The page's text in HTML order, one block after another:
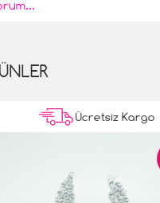
ve lezzetliydi. Beni bu
Ücretsiz Kargo